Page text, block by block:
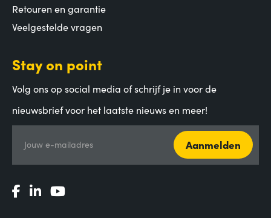
Retouren en garantie
Veelgestelde vragen
Stay on point
Volg ons op social media of schrijf je in voor de
nieuwsbrief voor het laatste nieuws en meer!
Jouw e-mailadres Aanmelden